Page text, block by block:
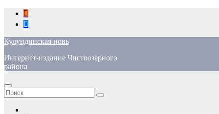
Перейти
содержимому
Кулундинская новь
Интернет-издание Чистоозерного
района